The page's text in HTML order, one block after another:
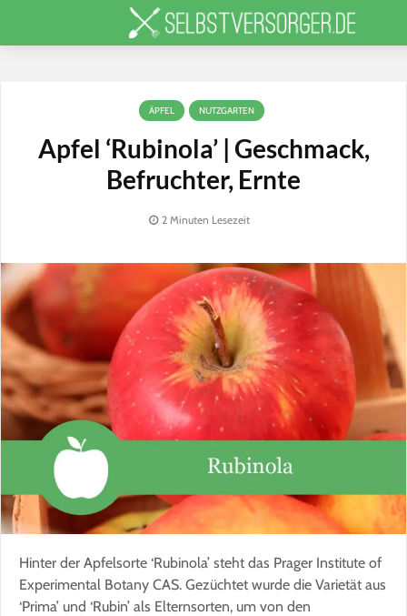
ÄPFEL NUTZGARTEN
Apfel ‘Rubinola’ | Geschmack,
Befruchter, Ernte
2 Minuten Lesezeit
Hinter der Apfelsorte ‘Rubinola’ steht das Prager Institute of
Experimental Botany CAS. Gezüchtet wurde die Varietät aus
‘Prima’ und ‘Rubin’ als Elternsorten, um von den